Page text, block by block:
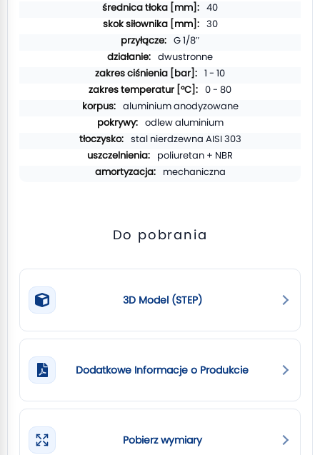
40
30
G 1/8″
dwustronne
1 - 10
0 - 80
aluminium anodyzowane
odlew aluminium
stal nierdzewna AISI 303
poliuretan + NBR
mechaniczna
Do pobrania
3D Model (STEP)
Dodatkowe Informacje o Produkcie
Pobierz wymiary